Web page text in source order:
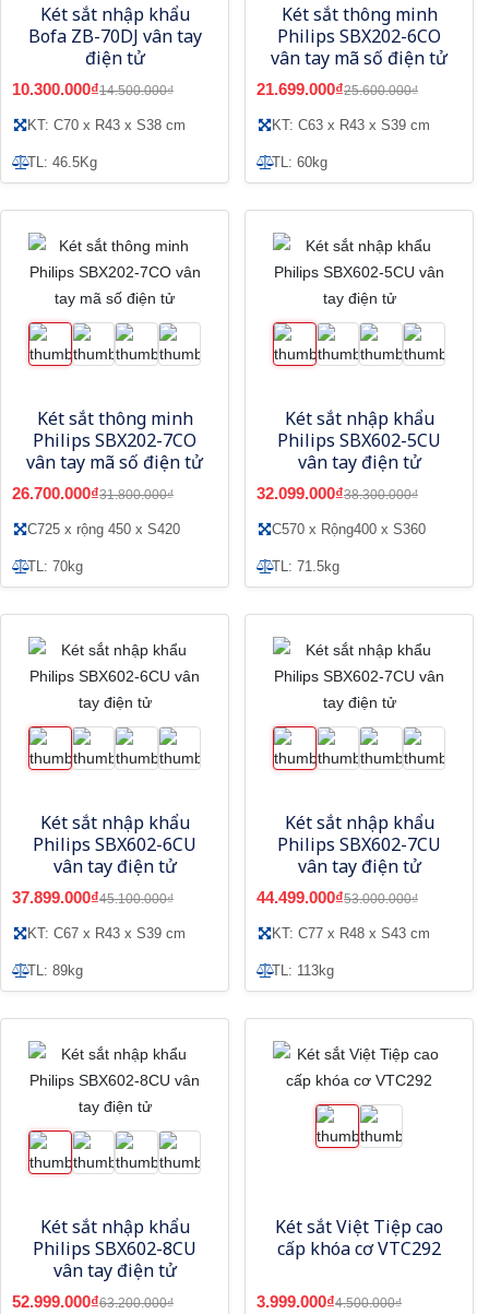
Két sắt nhập khẩu
Bofa ZB-70DJ vân tay
điện tử
10.300.000₫14.500.000₫
KT: C70 x R43 x S38 cm
TL: 46.5Kg
Két sắt thông minh
Philips SBX202-6CO
vân tay mã số điện tử
21.699.000₫25.600.000₫
KT: C63 x R43 x S39 cm
TL: 60kg
Két sắt thông minh
Philips SBX202-7CO
vân tay mã số điện tử
26.700.000₫31.800.000₫
C725 x rộng 450 x S420
TL: 70kg
Két sắt nhập khẩu
Philips SBX602-5CU
vân tay điện tử
32.099.000₫38.300.000₫
C570 x Rộng400 x S360
TL: 71.5kg
Két sắt nhập khẩu
Philips SBX602-6CU
vân tay điện tử
37.899.000₫45.100.000₫
KT: C67 x R43 x S39 cm
TL: 89kg
Két sắt nhập khẩu
Philips SBX602-7CU
vân tay điện tử
44.499.000₫53.000.000₫
KT: C77 x R48 x S43 cm
TL: 113kg
Két sắt nhập khẩu
Philips SBX602-8CU
vân tay điện tử
52.999.000₫63.200.000₫
Két sắt Việt Tiệp cao
cấp khóa cơ VTC292
3.999.000₫4.500.000₫